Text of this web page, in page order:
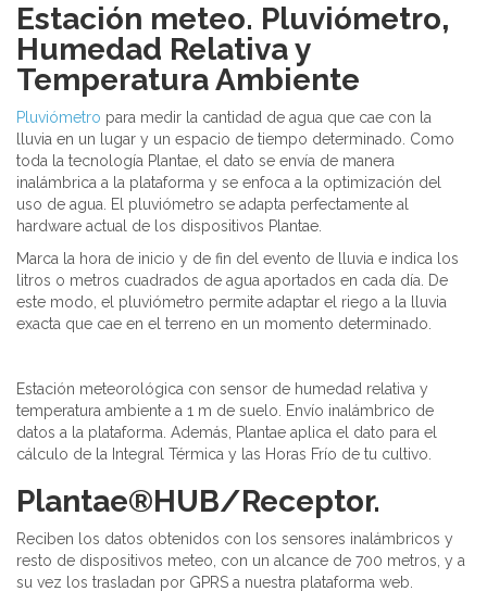
Estación meteo. Pluviómetro,
Humedad Relativa y
Temperatura Ambiente
Pluviómetro para medir la cantidad de agua que cae con la
lluvia en un lugar y un espacio de tiempo determinado. Como
toda la tecnología Plantae, el dato se envía de manera
inalámbrica a la plataforma y se enfoca a la optimización del
uso de agua. El pluviómetro se adapta perfectamente al
hardware actual de los dispositivos Plantae.
Marca la hora de inicio y de fin del evento de lluvia e indica los
litros o metros cuadrados de agua aportados en cada día. De
este modo, el pluviómetro permite adaptar el riego a la lluvia
exacta que cae en el terreno en un momento determinado.
Estación meteorológica con sensor de humedad relativa y
temperatura ambiente a 1 m de suelo. Envío inalámbrico de
datos a la plataforma. Además, Plantae aplica el dato para el
cálculo de la Integral Térmica y las Horas Frío de tu cultivo.
Plantae®HUB/Receptor.
Reciben los datos obtenidos con los sensores inalámbricos y
resto de dispositivos meteo, con un alcance de 700 metros, y a
su vez los trasladan por GPRS a nuestra plataforma web.